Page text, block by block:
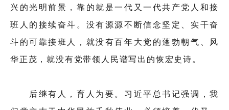
兴的光明前景，靠的就是一代又一代共产党人和接
班人的接续奋斗。没有源源不断信念坚定、实干奋
斗的可靠接班人，就没有百年大党的蓬勃朝气、风
华正茂，就没有党带领人民谱写出的恢宏史诗。
后继有人，育人为要。习近平总书记强调，我